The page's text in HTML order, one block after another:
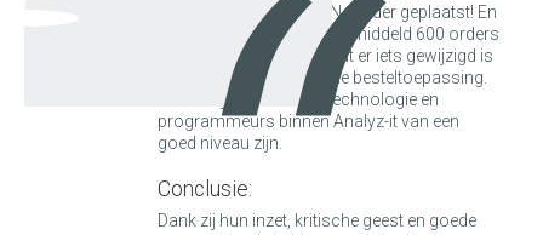
van de bestellingen via Netorder geplaatst! En
ondertussen komen er gemiddeld 600 orders
per dag binnen zonder dat er iets gewijzigd is
in de performantie van de besteltoepassing.
Dat bewijst ook dat de technologie en
programmeurs binnen Analyz-it van een
goed niveau zijn.
Conclusie:
Dank zij hun inzet, kritische geest en goede